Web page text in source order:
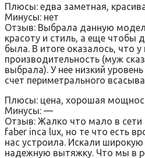
Плюсы: едва заметная,
Минусы: нет
Отзыв: Выбрала данную
красоту и стиль, а еще чтобы
была. В итоге оказалось, что у
производительность (муж
выбрала). У нее низкий
счет периметрального
Плюсы: цена, хорошая
Минусы: —
Отзыв: Жалко что мало в
faber inca lux, но те что есть
нас устроила. Искали
надежную вытяжку. Что мы в